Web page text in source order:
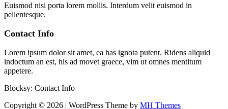
Euismod nisi porta lorem mollis. Interdum velit euismod in
pellentesque.
Contact Info
Lorem ipsum dolor sit amet, ea has ignota putent. Ridens aliquid
indoctum an est, his ad movet graece, vim ut omnes mentitum
appetere.
Blocksy: Contact Info
Copyright © 2026 | WordPress Theme by MH Themes